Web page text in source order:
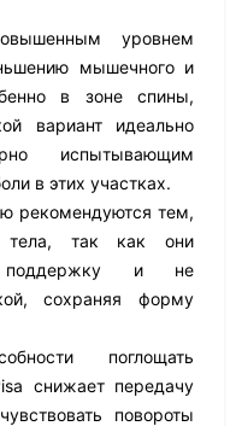
уровнем
мышечного и
в зоне спины,
вариант идеально
испытывающим
в этих участках.
рекомендуются тем,
тела, так как они
поддержку и не
сохраняя форму
поглощать
снижает передачу
повороты